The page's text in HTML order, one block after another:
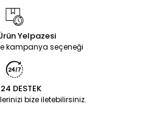
Yelpazesi
kampanya seçeneği
DESTEK
bize iletebilirsiniz.